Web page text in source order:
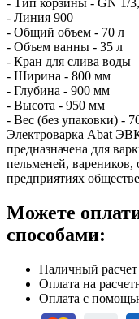
- Тип корзины - GN 1/
- Линия 900
- Общий объем - 70 л
- Объем ванны - 35 л
- Кран для слива воды
- Ширина - 800 мм
- Глубина - 900 мм
- Высота - 950 мм
- Вес (без упаковки) -
Электроварка Abat
предназначена для
пельменей,
предприятиях
Можете
способами:
Наличный
Оплата на
Оплата с